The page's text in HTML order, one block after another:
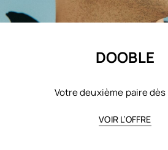
DOOBLE
Votre deuxième paire dès
VOIR L’OFFRE